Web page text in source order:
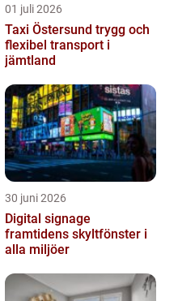
01 juli 2026
Taxi Östersund trygg och
flexibel transport i
jämtland
30 juni 2026
Digital signage
framtidens skyltfönster i
alla miljöer